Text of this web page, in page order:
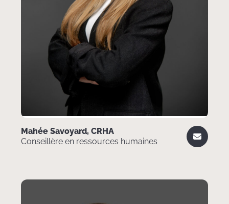
Mahée Savoyard, CRHA
Conseillère en ressources humaines